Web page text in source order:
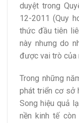
duyệt trong
12-2011 (Quy
thức đầu tiên
này nhưng do
được vai trò của
Trong những
phát triển cơ sở
Song hiệu quả
nền kinh tế